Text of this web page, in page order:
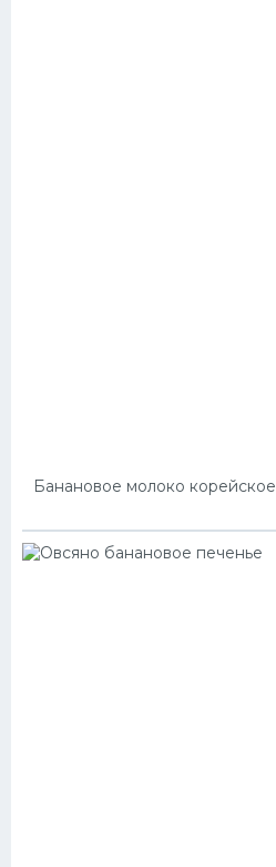
Банановое молоко корейское